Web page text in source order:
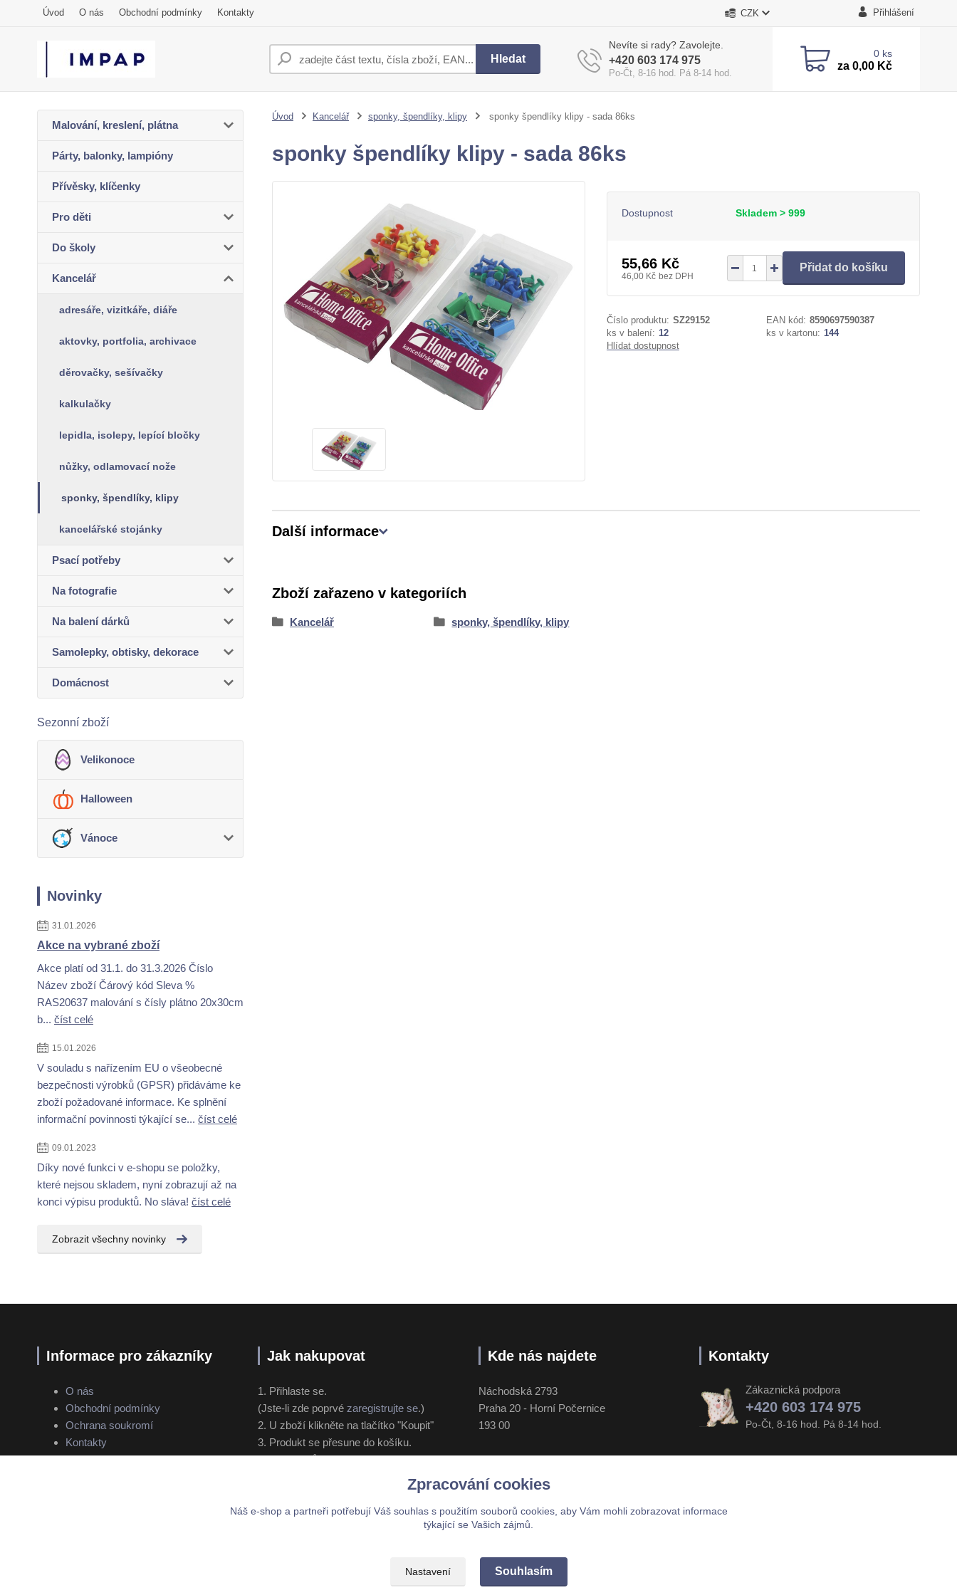
Úvod O nás Obchodní podmínky Kontakty CZK Přihlášení
Hledat
Nevíte si rady? Zavolejte.
+420 603 174 975
Po-Čt, 8-16 hod. Pá 8-14 hod.
0 ks
za 0,00 Kč
Malování, kreslení, plátna
Párty, balonky, lampióny
Přívěsky, klíčenky
Pro děti
Do školy
Kancelář
adresáře, vizitkáře, diáře
aktovky, portfolia, archivace
děrovačky, sešívačky
kalkulačky
lepidla, isolepy, lepící bločky
nůžky, odlamovací nože
sponky, špendlíky, klipy
kancelářské stojánky
Psací potřeby
Na fotografie
Na balení dárků
Samolepky, obtisky, dekorace
Domácnost
Sezonní zboží
Velikonoce
Halloween
Vánoce
Novinky
31.01.2026
Akce na vybrané zboží
Akce platí od 31.1. do 31.3.2026 Číslo
Název zboží Čárový kód Sleva %
RAS20637 malování s čísly plátno 20x30cm
b... číst celé
15.01.2026
V souladu s nařízením EU o všeobecné
bezpečnosti výrobků (GPSR) přidáváme ke
zboží požadované informace. Ke splnění
informační povinnosti týkající se... číst celé
09.01.2023
Díky nové funkci v e-shopu se položky,
které nejsou skladem, nyní zobrazují až na
konci výpisu produktů. No sláva! číst celé
Zobrazit všechny novinky
Úvod Kancelář sponky, špendlíky, klipy sponky špendlíky klipy - sada 86ks
sponky špendlíky klipy - sada 86ks
Dostupnost Skladem > 999
55,66 Kč
46,00 Kč bez DPH
Přidat do košíku
Číslo produktu: SZ29152 EAN kód: 8590697590387
ks v balení: 12 ks v kartonu: 144
Hlídat dostupnost
Další informace
Zboží zařazeno v kategoriích
Kancelář sponky, špendlíky, klipy
Informace pro zákazníky
O nás
Obchodní podmínky
Ochrana soukromí
Kontakty
Jak nakupovat
1. Přihlaste se.
(Jste-li zde poprvé zaregistrujte se.)
2. U zboží klikněte na tlačítko "Koupit"
3. Produkt se přesune do košíku.
4. Zvolte způsob dodání/platby.
Kde nás najdete
Náchodská 2793
Praha 20 - Horní Počernice
193 00
Kontakty
Zákaznická podpora
+420 603 174 975
Po-Čt, 8-16 hod. Pá 8-14 hod.
Upravit sběr cookies.
Zpracování cookies
Náš e-shop a partneři potřebují Váš souhlass použitím souborů cookies, aby Vám mohli zobrazovat informace
týkající se Vašich zájmů.
Nastavení Souhlasím